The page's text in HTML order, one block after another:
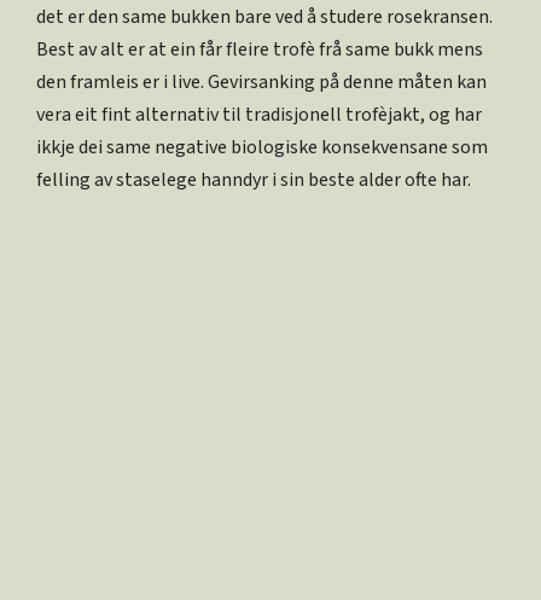
det er den same bukken bare ved å studere rosekransen.
Best av alt er at ein får fleire trofè frå same bukk mens
den framleis er i live. Gevirsanking på denne måten kan
vera eit fint alternativ til tradisjonell trofèjakt, og har
ikkje dei same negative biologiske konsekvensane som
felling av staselege hanndyr i sin beste alder ofte har.